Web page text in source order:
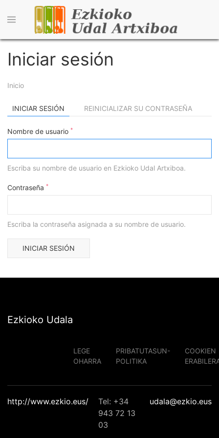
contenido
principal
Iniciar sesión
Sobrescribir
enlaces
de
ayuda
a
la
navegación
Inicio
Primary
tasks
INICIAR SESIÓN (SOLAPA
ACTIVA)
REINICIALIZAR SU CONTRASEÑA
Nombre de usuario *
Escriba su nombre de usuario en Ezkioko Udal Artxiboa.
Contraseña *
Escriba la contraseña asignada a su nombre de usuario.
Ezkioko Udala
LEGE
OHARRA
PRIBATUTASUN-
POLITIKA
COOKIEN
http://www.ezkio.eus/
Tel: +34
943 72 13
03
udala@ezkio.eus